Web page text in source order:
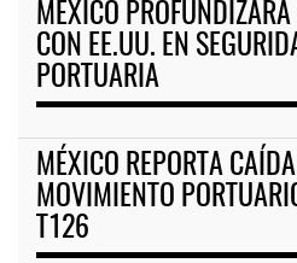
MÉXICO
CON EE.UU. EN
PORTUARIA
MÉXICO REPORTA
MOVIMIENTO
T126